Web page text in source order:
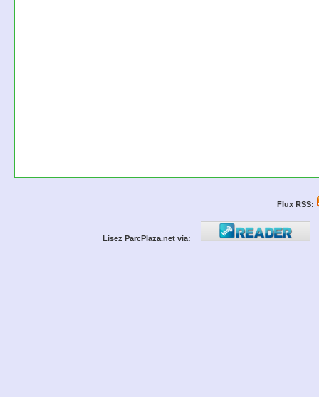
Flux RSS:
Lisez ParcPlaza.net via: